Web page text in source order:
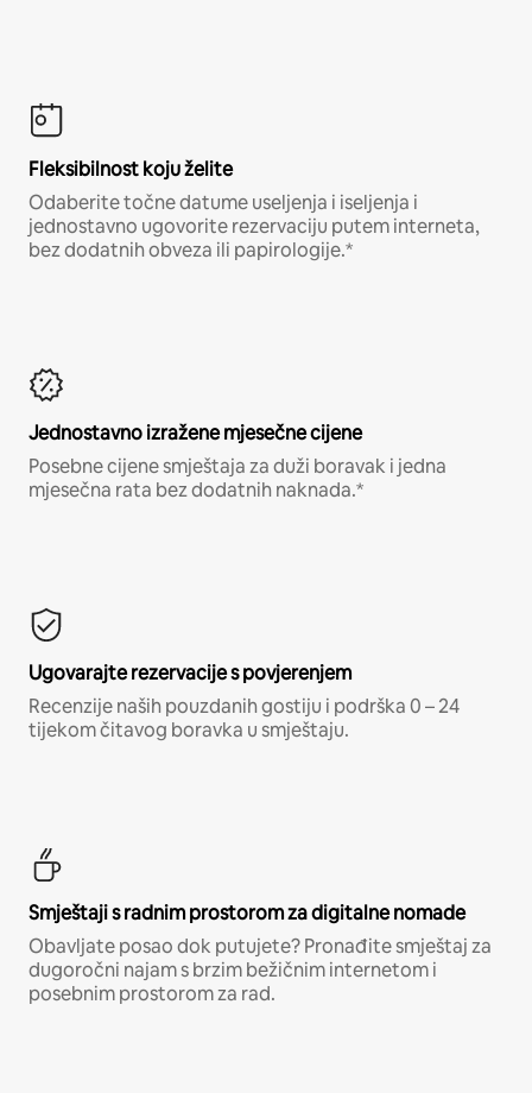
Fleksibilnost koju želite
Odaberite točne datume useljenja i iseljenja i
jednostavno ugovorite rezervaciju putem interneta,
bez dodatnih obveza ili papirologije.*
Jednostavno izražene mjesečne cijene
Posebne cijene smještaja za duži boravak i jedna
mjesečna rata bez dodatnih naknada.*
Ugovarajte rezervacije s povjerenjem
Recenzije naših pouzdanih gostiju i podrška 0 – 24
tijekom čitavog boravka u smještaju.
Smještaji s radnim prostorom za digitalne nomade
Obavljate posao dok putujete? Pronađite smještaj za
dugoročni najam s brzim bežičnim internetom i
posebnim prostorom za rad.